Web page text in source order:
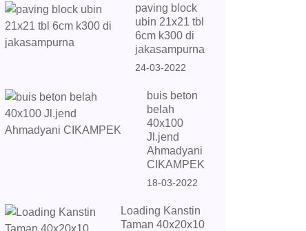
paving block
ubin 21x21 tbl
6cm k300 di
jakasampurna
24-03-2022
buis beton
belah
40x100
Jl.jend
Ahmadyani
CIKAMPEK
18-03-2022
Loading Kanstin
Taman 40x20x10